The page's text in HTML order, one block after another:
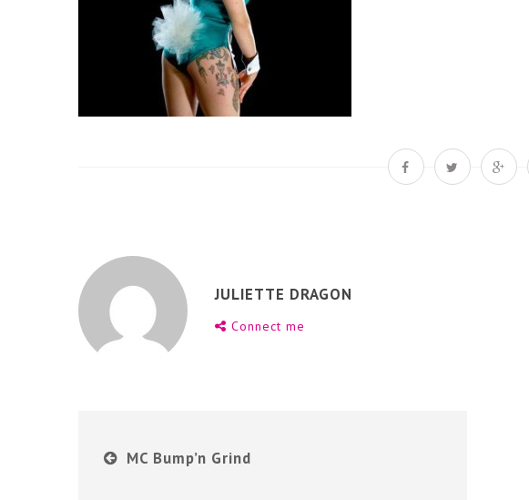
JULIETTE DRAGON
Connect me
MC Bump’n Grind